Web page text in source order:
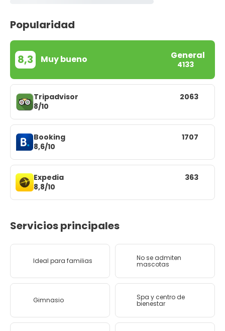
Popularidad
8,3 Muy bueno General
4133
Tripadvisor
8/10
2063
Booking
8,6/10
1707
Expedia
8,8/10
363
Servicios principales
Ideal para familias No se admiten
mascotas
Gimnasio Spa y centro de
bienestar